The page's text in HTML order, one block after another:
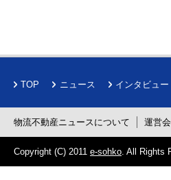
TOP ニュース インタビュー
物流不動産ニュースについて 運営
Copyright (C) 2011 e-sohko . All Rights